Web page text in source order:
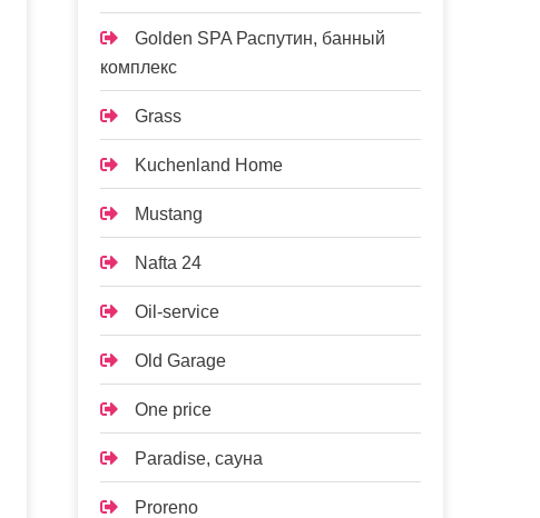
Golden SPA Распутин, банный
комплекс
Grass
Kuchenland Home
Mustang
Nafta 24
Oil-service
Old Garage
One price
Paradise, сауна
Proreno